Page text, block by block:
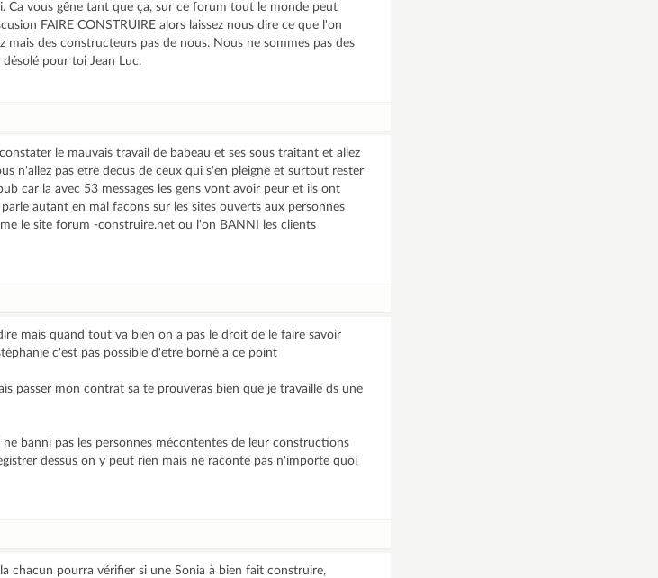
Ca vous gêne tant que ça, sur ce forum tout le monde peut
FAIRE CONSTRUIRE alors laissez nous dire ce que l'on
mais des constructeurs pas de nous. Nous ne sommes pas des
pour toi Jean Luc.
le mauvais travail de babeau et ses sous traitant et allez
n'allez pas etre decus de ceux qui s'en pleigne et surtout rester
car la avec 53 messages les gens vont avoir peur et ils ont
autant en mal facons sur les sites ouverts aux personnes
le site forum -construire.net ou l'on BANNI les clients
mais quand tout va bien on a pas le droit de le faire savoir
c'est pas possible d'etre borné a ce point
passer mon contrat sa te prouveras bien que je travaille ds une
banni pas les personnes mécontentes de leur constructions
dessus on y peut rien mais ne raconte pas n'importe quoi
chacun pourra vérifier si une Sonia à bien fait construire,